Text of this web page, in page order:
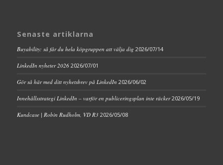
Senaste artiklarna
Buyability: så får du hela köpgruppen att välja dig 2026/07/14
LinkedIn nyheter 2026 2026/07/01
Gör så här med ditt nyhetsbrev på LinkedIn 2026/06/02
Innehållsstrategi LinkedIn – varför en publiceringsplan inte räcker 2026/05/19
Kundcase | Robin Rudholm, VD R3 2026/05/08